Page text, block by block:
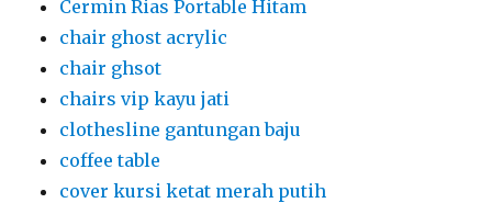
Cermin Rias Portable Hitam
chair ghost acrylic
chair ghsot
chairs vip kayu jati
clothesline gantungan baju
coffee table
cover kursi ketat merah putih